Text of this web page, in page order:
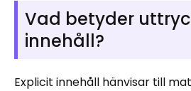
Vad betyder
innehåll?
Explicit innehåll hänvisar till